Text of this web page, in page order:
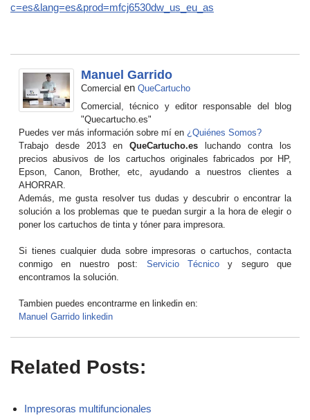
c=es&lang=es&prod=mfcj6530dw_us_eu_as
Manuel Garrido
Comercial en QueCartucho
Comercial, técnico y editor responsable del blog
"Quecartucho.es"
Puedes ver más información sobre mí en ¿Quiénes Somos?
Trabajo desde 2013 en QueCartucho.es luchando contra los
precios abusivos de los cartuchos originales fabricados por HP,
Epson, Canon, Brother, etc, ayudando a nuestros clientes a
AHORRAR.
Además, me gusta resolver tus dudas y descubrir o encontrar la
solución a los problemas que te puedan surgir a la hora de elegir o
poner los cartuchos de tinta y tóner para impresora.
Si tienes cualquier duda sobre impresoras o cartuchos, contacta
conmigo en nuestro post: Servicio Técnicoy seguro que
encontramos la solución.
Tambien puedes encontrarme en linkedin en:
Manuel Garrido linkedin
Related Posts:
Impresoras multifuncionales